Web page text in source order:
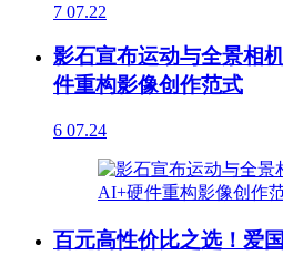
7 07.22
影石宣布运动与全景相
件重构影像创作范式
6 07.24
百元高性价比之选！爱